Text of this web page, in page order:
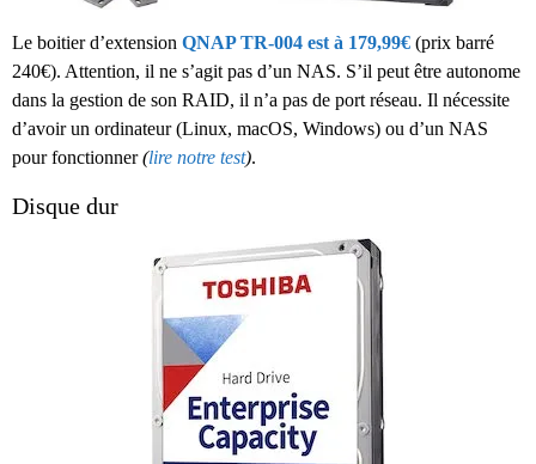
Le boitier d’extension QNAP TR-004 est à 179,99€ (prix barré
240€). Attention, il ne s’agit pas d’un NAS. S’il peut être autonome
dans la gestion de son RAID, il n’a pas de port réseau. Il nécessite
d’avoir un ordinateur (Linux, macOS, Windows) ou d’un NAS
pour fonctionner(lire notre test).
Disque dur